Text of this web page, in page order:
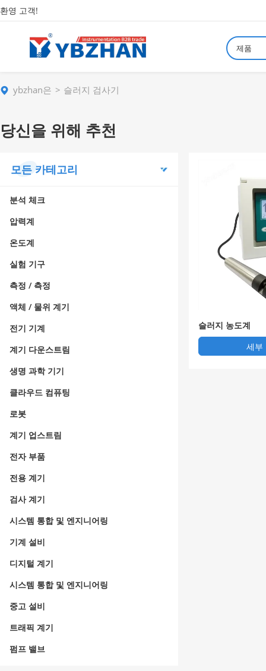
환영 고객!
제품
ybzhan은 슬러지 검사기
당신을 위해 추천
모든 카테고리
분석 체크
압력계
온도계
실험 기구
측정 / 측정
액체 / 물위 계기
전기 기계
계기 다운스트림
생명 과학 기기
클라우드 컴퓨팅
로봇
계기 업스트림
전자 부품
전용 계기
검사 계기
시스템 통합 및 엔지니어링
기계 설비
디지털 계기
시스템 통합 및 엔지니어링
중고 설비
트래픽 계기
펌프 밸브
슬러지 농도계
세부